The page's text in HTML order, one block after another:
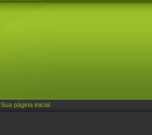
Sua página inicial